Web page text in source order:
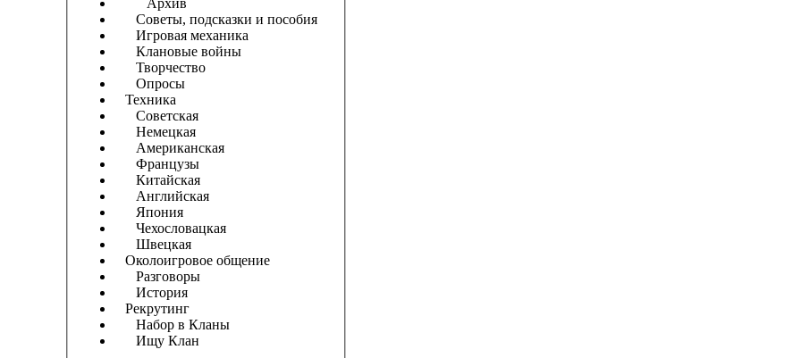
Архив
Советы, подсказки и пособия
Игровая механика
Клановые войны
Творчество
Опросы
Техника
Советская
Немецкая
Американская
Французы
Китайская
Английская
Япония
Чехословацкая
Швецкая
Околоигровое общение
Разговоры
История
Рекрутинг
Набор в Кланы
Ищу Клан